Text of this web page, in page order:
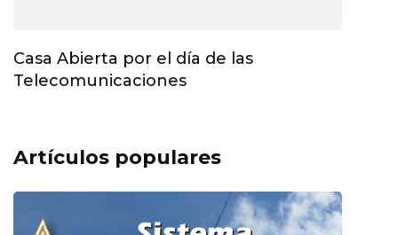
Casa Abierta por el día de las
Telecomunicaciones
Artículos populares